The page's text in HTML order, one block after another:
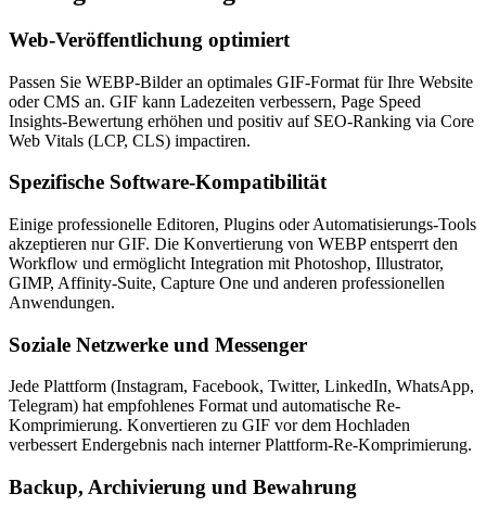
Web-Veröffentlichung optimiert
Passen Sie WEBP-Bilder an optimales GIF-Format für Ihre Website
oder CMS an. GIF kann Ladezeiten verbessern, Page Speed
Insights-Bewertung erhöhen und positiv auf SEO-Ranking via Core
Web Vitals (LCP, CLS) impactiren.
Spezifische Software-Kompatibilität
Einige professionelle Editoren, Plugins oder Automatisierungs-Tools
akzeptieren nur GIF. Die Konvertierung von WEBP entsperrt den
Workflow und ermöglicht Integration mit Photoshop, Illustrator,
GIMP, Affinity-Suite, Capture One und anderen professionellen
Anwendungen.
Soziale Netzwerke und Messenger
Jede Plattform (Instagram, Facebook, Twitter, LinkedIn, WhatsApp,
Telegram) hat empfohlenes Format und automatische Re-
Komprimierung. Konvertieren zu GIF vor dem Hochladen
verbessert Endergebnis nach interner Plattform-Re-Komprimierung.
Backup, Archivierung und Bewahrung